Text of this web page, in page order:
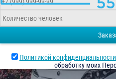
Политикой конфиденциальности
обработку моих